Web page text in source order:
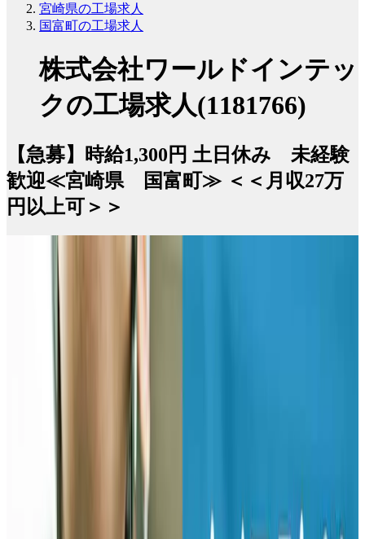
宮崎県の工場求人
国富町の工場求人
株式会社ワールドインテッ
クの工場求人(1181766)
【急募】時給1,300円 土日休み 未経験
歓迎≪宮崎県 国富町≫ ＜＜月収27万
円以上可＞＞